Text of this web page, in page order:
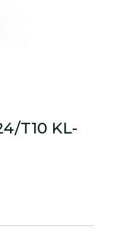
T10 KL-